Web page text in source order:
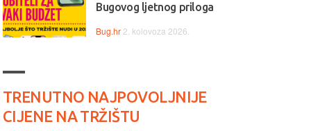
Bugovog ljetnog priloga
Bug.hr 2. kolovoza 2026.
TRENUTNO NAJPOVOLJNIJE
CIJENE NA TRŽIŠTU